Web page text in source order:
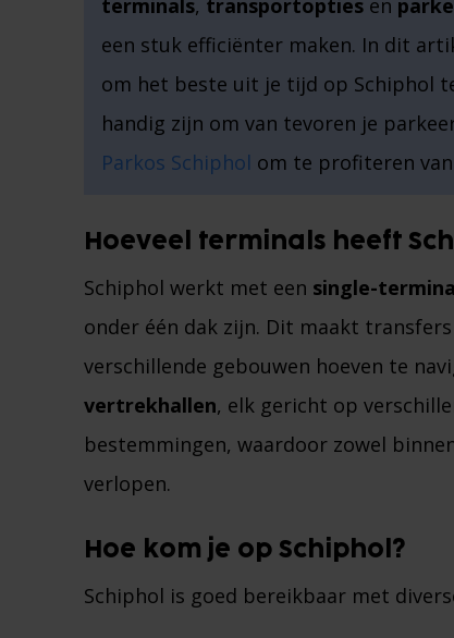
terminals, transportopties en
een stuk efficiënter maken. In dit
om het beste uit je tijd op Schiphol
handig zijn om van tevoren je
Parkos Schiphol om te profiteren
Hoeveel terminals heeft
Schiphol werkt met een single-
onder één dak zijn. Dit maakt
verschillende gebouwen hoeven te
vertrekhallen, elk gericht op
bestemmingen, waardoor zowel
verlopen​.
Hoe kom je op Schiphol?
Schiphol is goed bereikbaar met